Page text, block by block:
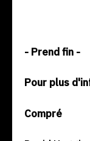
- Prend fin -
Pour plus
Compré